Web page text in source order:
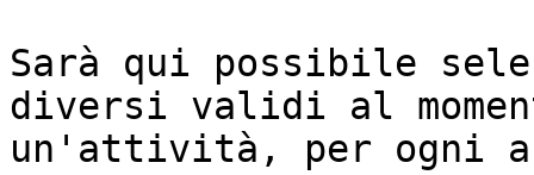
Sarà qui possibile
diversi validi al
un'attività, per ogni